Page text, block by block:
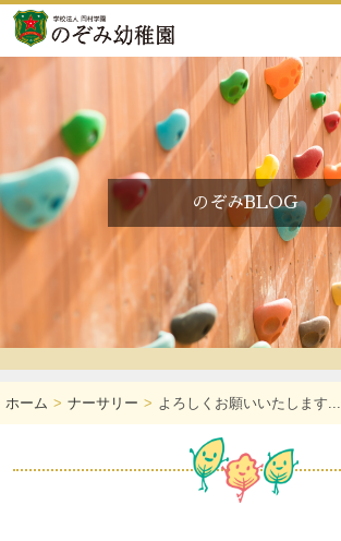
のぞみBLOG
ホーム ナーサリー よろしくお願いいたします...